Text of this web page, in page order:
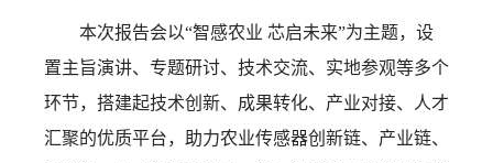
本次报告会以“智感农业 芯启未来”为主题，设
置主旨演讲、专题研讨、技术交流、实地参观等多个
环节，搭建起技术创新、成果转化、产业对接、人才
汇聚的优质平台，助力农业传感器创新链、产业链、